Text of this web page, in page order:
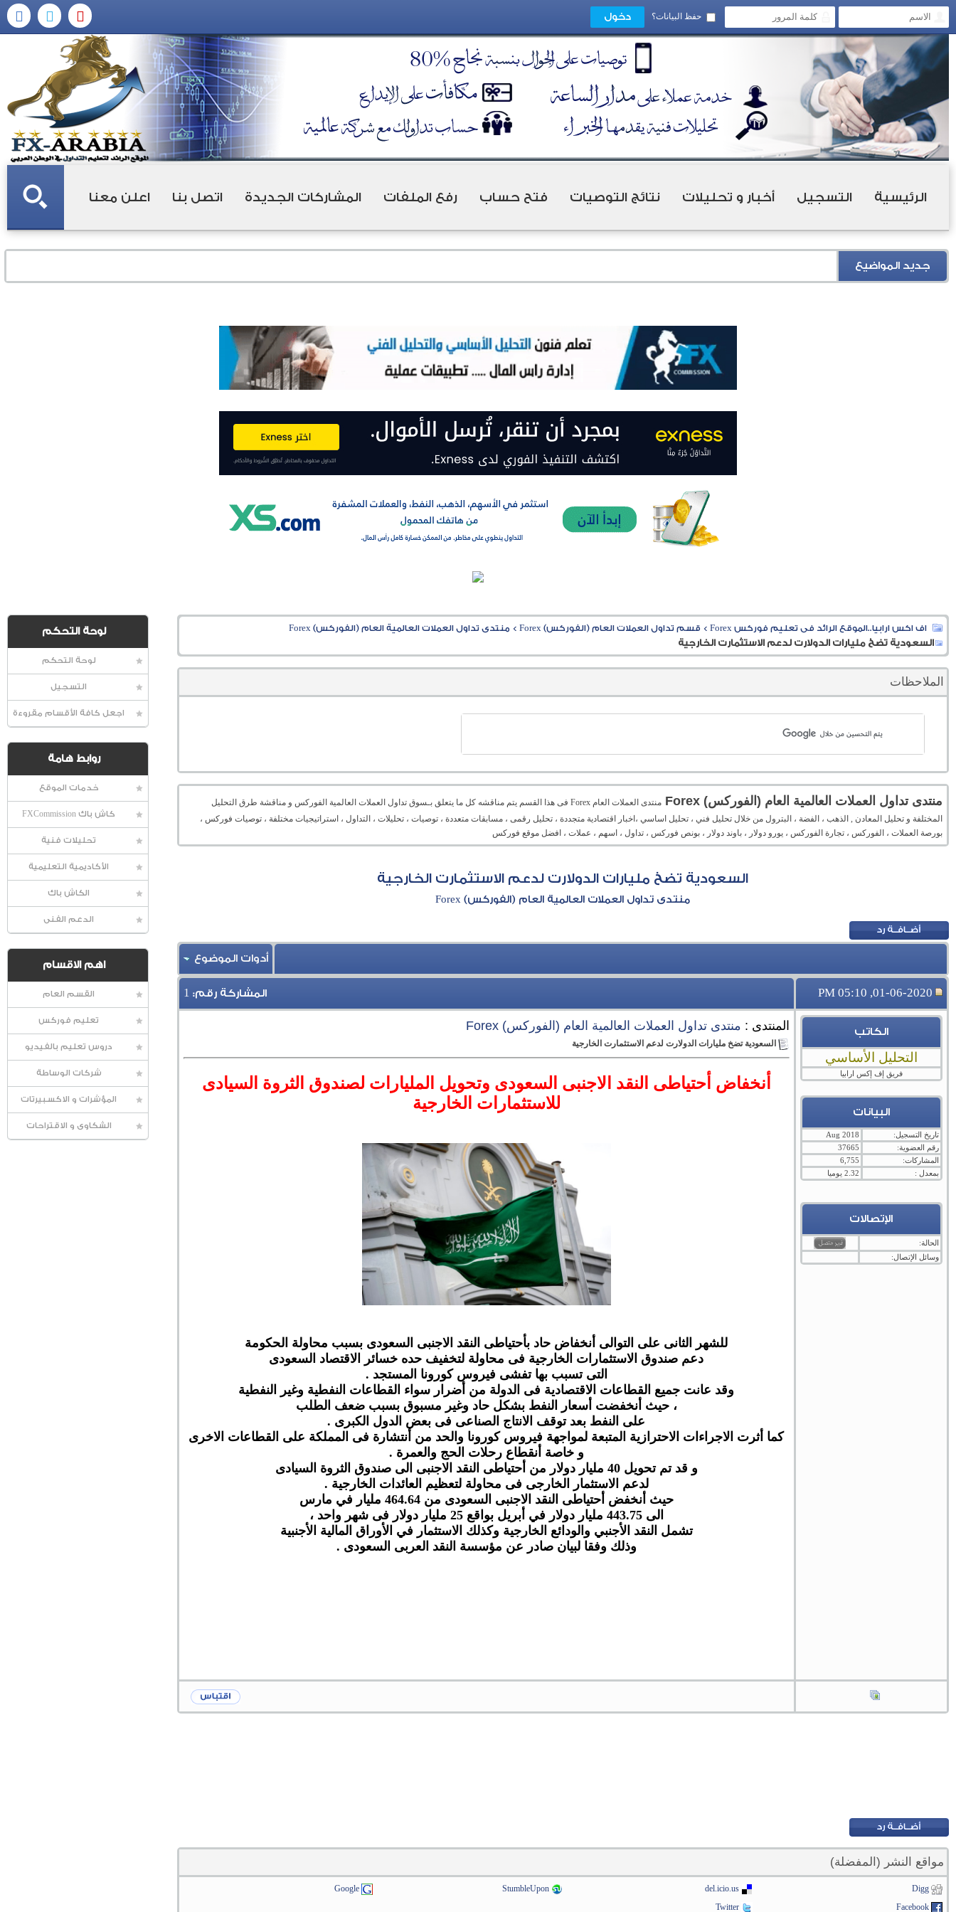
حفظ البيانات؟
الرئيسية التسجيل أخبار و تحليلات نتائج التوصيات فتح حساب رفع الملفات المشاركات الجديدة اتصل بنا اعلن معنا
جديد المواضيع
لوحة التحكم
لوحة التحكم
التسجيل
اجعل كافة الأقسام مقروءة
روابط هامة
خدمات الموقع
كاش باك FXCommission
تحليلات فنية
الأكاديمية التعليمية
الكاش باك
الدعم الفنى
اهم الاقسام
القسم العام
تعليم فوركس
دروس تعليم بالفيديو
شركات الوساطة
المؤشرات و الاكسبيرتات
الشكاوى و الاقتراحات
اف اكس ارابيا..الموقع الرائد فى تعليم فوركس Forex > قسم تداول العملات العام (الفوركس) Forex > منتدى تداول العملات العالمية العام (الفوركس) Forex
السعودية تضخ مليارات الدولارت لدعم الاستثمارت الخارجية
الملاحظات
منتدى تداول العملات العالمية العام (الفوركس) Forex
منتدى العملات العام Forex فى هذا القسم يتم مناقشه كل ما يتعلق بـسوق تداول العملات العالمية الفوركس و مناقشة طرق التحليل
المختلفة و تحليل المعادن , الذهب ، الفضة ، البترول من خلال تحليل فني ، تحليل اساسي ،اخبار اقتصادية متجددة ، تحليل رقمى ، مسابقات متعددة ، توصيات ، تحليلات ، التداول ، استراتيجيات مختلفة ، توصيات فوركس ،
بورصة العملات ، الفوركس ، تجارة الفوركس ، يورو دولار ، باوند دولار ، بونص فوركس ، تداول ، اسهم ، عملات ، افضل موقع فوركس
السعودية تضخ مليارات الدولارت لدعم الاستثمارت الخارجية
منتدى تداول العملات العالمية العام (الفوركس) Forex
أدوات الموضوع
01-06-2020, 05:10 PM المشاركة رقم: 1
الكاتب
التحليل الأساسي
فريق إف إكس ارابيا
البيانات
تاريخ التسجيل:
Aug 2018
رقم العضوية:
37665
المشاركات:
6,755
بمعدل :
2.32 يوميا
الإتصالات
الحالة:
وسائل الإتصال:
المنتدى : منتدى تداول العملات العالمية العام (الفوركس) Forex
السعودية تضخ مليارات الدولارت لدعم الاستثمارت الخارجية
أنخفاض أحتياطى النقد الاجنبى السعودى وتحويل المليارات لصندوق الثروة السيادى
للاستثمارات الخارجية
للشهر الثانى على التوالى أنخفاض حاد بأحتياطى النقد الاجنبى السعودى بسبب محاولة الحكومة
دعم صندوق الاستثمارات الخارجية فى محاولة لتخفيف حده خسائر الاقتصاد السعودى
التى تسبب بها تفشى فيروس كورونا المستجد .
وقد عانت جميع القطاعات الاقتصادية فى الدولة من أضرار سواء القطاعات النفطية وغير النفطية
، حيث أنخفضت أسعار النفط بشكل حاد وغير مسبوق بسبب ضعف الطلب
على النفط بعد توقف الانتاج الصناعى فى بعض الدول الكبرى .
كما أثرت الاجراءات الاحترازية المتبعة لمواجهة فيروس كورونا والحد من أنتشارة فى المملكة على القطاعات الاخرى
و خاصة أنقطاع رحلات الحج والعمرة .
و قد تم تحويل 40 مليار دولار من أحتياطى النقد الاجنبى الى صندوق الثروة السيادى
لدعم الاستثمار الخارجى فى محاولة لتعظيم العائدات الخارجية .
حيث أنخفض أحتياطى النقد الاجنبى السعودى من 464.64 مليار في مارس
الى 443.75 مليار دولار في أبريل بواقع 25 مليار دولار فى شهر واحد ،
تشمل النقد الأجنبي والودائع الخارجية وكذلك الاستثمار في الأوراق المالية الأجنبية
وذلك وفقا لبيان صادر عن مؤسسة النقد العربى السعودى .
مواقع النشر (المفضلة)
Digg
del.icio.us
StumbleUpon
Google
Facebook
Twitter